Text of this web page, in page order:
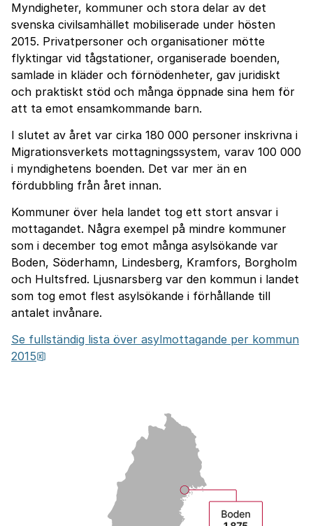
Myndigheter, kommuner och stora delar av det
svenska civilsamhället mobiliserade under hösten
2015. Privatpersoner och organisationer mötte
flyktingar vid tågstationer, organiserade boenden,
samlade in kläder och förnödenheter, gav juridiskt
och praktiskt stöd och många öppnade sina hem för
att ta emot ensamkommande barn.
I slutet av året var cirka 180 000 personer inskrivna i
Migrationsverkets mottagningssystem, varav 100 000
i myndighetens boenden. Det var mer än en
fördubbling från året innan.
Kommuner över hela landet tog ett stort ansvar i
mottagandet. Några exempel på mindre kommuner
som i december tog emot många asylsökande var
Boden, Söderhamn, Lindesberg, Kramfors, Borgholm
och Hultsfred. Ljusnarsberg var den kommun i landet
som tog emot flest asylsökande i förhållande till
antalet invånare.
Se fullständig lista över asylmottagande per kommun
2015